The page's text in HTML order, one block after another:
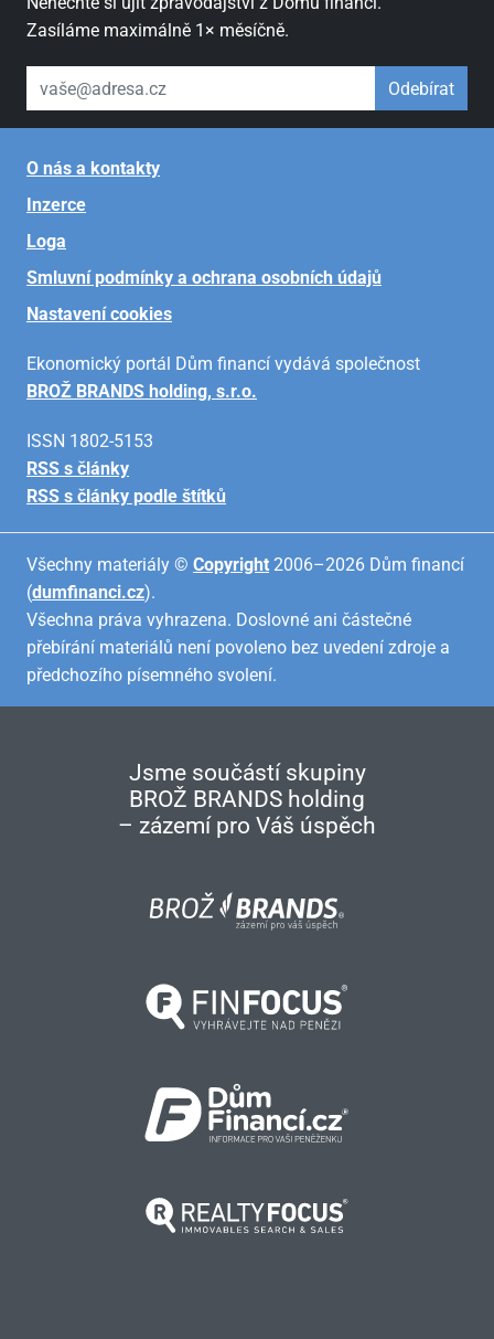
Zasíláme maximálně 1× měsíčně.
váš email Odebírat
O nás a kontakty
Inzerce
Loga
Smluvní podmínky a ochrana osobních údajů
Nastavení cookies
Ekonomický portál Dům financí vydává společnost
BROŽ BRANDS holding, s.r.o.
ISSN 1802-5153
RSS s články
RSS s články podle štítků
Všechny materiály © Copyright 2006–2026 Dům financí
(dumfinanci.cz).
Všechna práva vyhrazena. Doslovné ani částečné
přebírání materiálů není povoleno bez uvedení zdroje a
předchozího písemného svolení.
Jsme součástí skupiny
BROŽ BRANDS holding
– zázemí pro Váš úspěch